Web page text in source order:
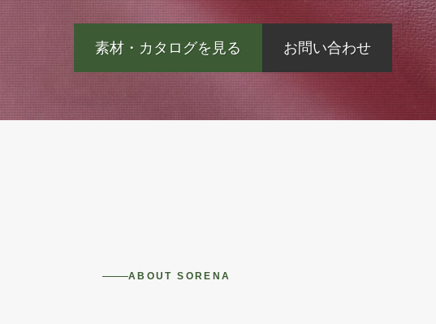
素材・カタログを見る お問い合わせ
素材・カタログを見る お問い合わせ
素材・カタログを見る お問い合わせ
素材・カタログを見る お問い合わせ
ABOUT SORENA